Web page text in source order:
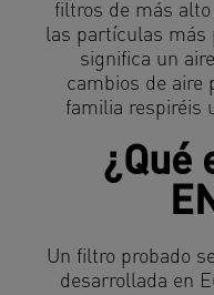
filtros de más
las partículas más
significa un
cambios de aire
familia respiréis
¿Qué
Un filtro probado
desarrollada en